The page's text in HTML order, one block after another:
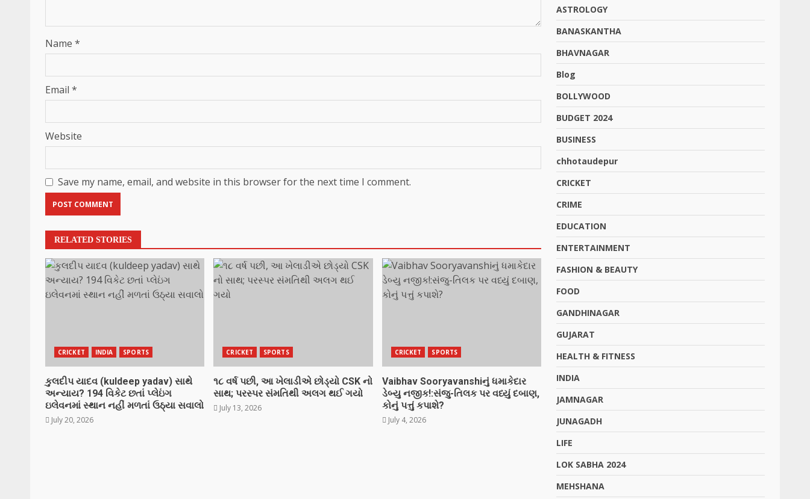
Name *
Email *
Website
Save my name, email, and website in this browser for the next time I comment.
RELATED STORIES
CRICKET INDIA SPORTS
કુલદીપ યાદવ (kuldeep yadav) સાથે
અન્યાય? 194 વિકેટ છતાં પ્લેઇંગ
ઇલેવનમાં સ્થાન નહીં મળતાં ઉઠ્યા સવાલો
July 20, 2026
CRICKET SPORTS
૧૮ વર્ષ પછી, આ ખેલાડીએ છોડ્યો CSK નો
સાથ; પરસ્પર સંમતિથી અલગ થઈ ગયો
July 13, 2026
CRICKET SPORTS
Vaibhav Sooryavanshiનું ધમાકેદાર
ડેબ્યુ નજીક!:સંજુ-તિલક પર વધ્યું દબાણ,
કોનું પત્તું કપાશે?
July 4, 2026
ASTROLOGY
BANASKANTHA
BHAVNAGAR
Blog
BOLLYWOOD
BUDGET 2024
BUSINESS
chhotaudepur
CRICKET
CRIME
EDUCATION
ENTERTAINMENT
FASHION & BEAUTY
FOOD
GANDHINAGAR
GUJARAT
HEALTH & FITNESS
INDIA
JAMNAGAR
JUNAGADH
LIFE
LOK SABHA 2024
MEHSHANA